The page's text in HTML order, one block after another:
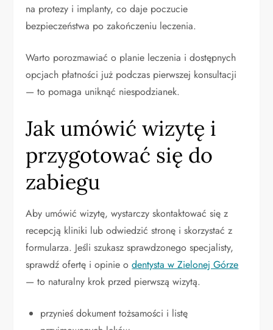
na protezy i implanty, co daje poczucie
bezpieczeństwa po zakończeniu leczenia.
Warto porozmawiać o planie leczenia i dostępnych
opcjach płatności już podczas pierwszej konsultacji
— to pomaga uniknąć niespodzianek.
Jak umówić wizytę i
przygotować się do
zabiegu
Aby umówić wizytę, wystarczy skontaktować się z
recepcją kliniki lub odwiedzić stronę i skorzystać z
formularza. Jeśli szukasz sprawdzonego specjalisty,
sprawdź ofertę i opinie odentysta w Zielonej Górze
— to naturalny krok przed pierwszą wizytą.
przynieś dokument tożsamości i listę